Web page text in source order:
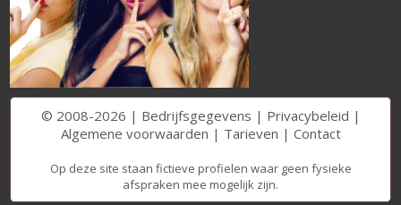
© 2008-2026 | Bedrijfsgegevens | Privacybeleid |
Algemene voorwaarden | Tarieven | Contact
Op deze site staan fictieve profielen waar geen fysieke
afspraken mee mogelijk zijn.